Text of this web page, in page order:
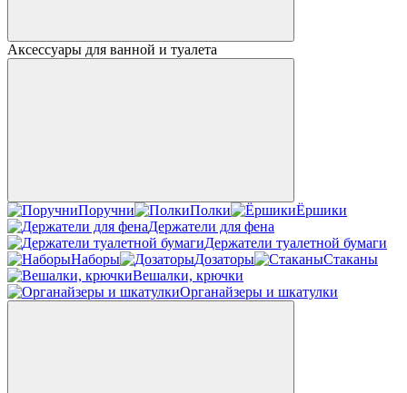
Аксессуары для ванной и туалета
Поручни Полки
Ёршики
Держатели для фена
Держатели туалетной бумаги
Наборы
Дозаторы
Стаканы
Вешалки, крючки
Органайзеры и шкатулки